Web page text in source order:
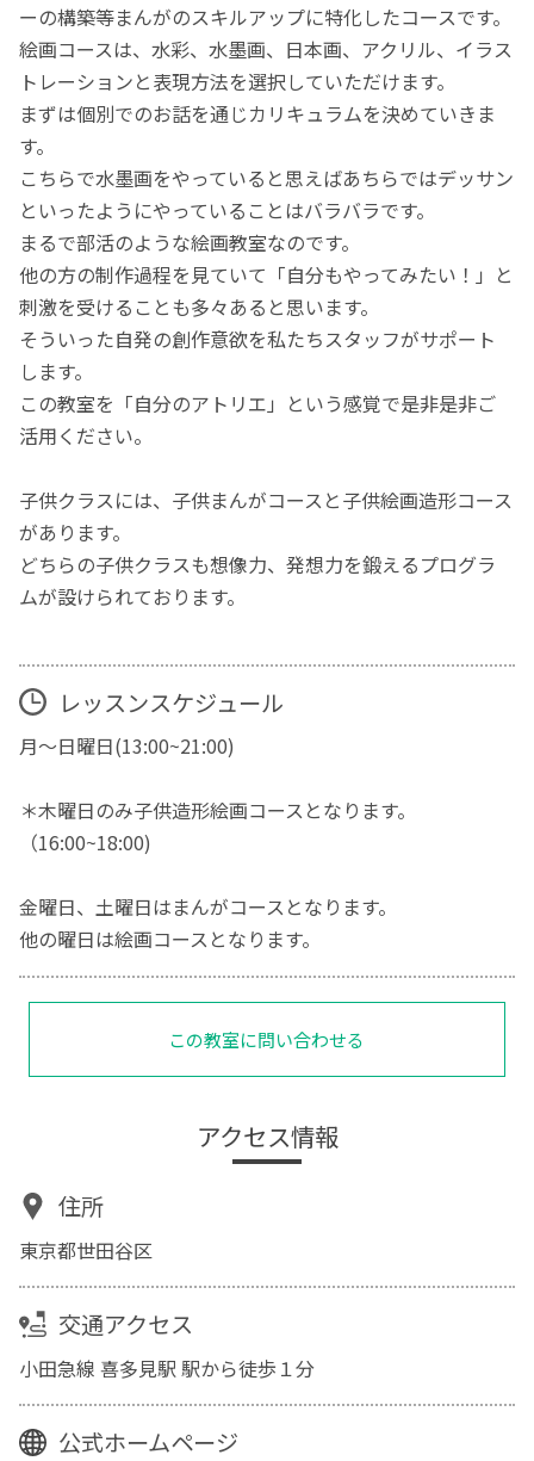
ーの構築等まんがのスキルアップに特化したコースです。
絵画コースは、水彩、水墨画、日本画、アクリル、イラス
トレーションと表現方法を選択していただけます。
まずは個別でのお話を通じカリキュラムを決めていきま
す。
こちらで水墨画をやっていると思えばあちらではデッサン
といったようにやっていることはバラバラです。
まるで部活のような絵画教室なのです。
他の方の制作過程を見ていて「自分もやってみたい！」と
刺激を受けることも多々あると思います。
そういった自発の創作意欲を私たちスタッフがサポート
します。
この教室を「自分のアトリエ」という感覚で是非是非ご
活用ください。
子供クラスには、子供まんがコースと子供絵画造形コース
があります。
どちらの子供クラスも想像力、発想力を鍛えるプログラ
ムが設けられております。
レッスンスケジュール
月〜日曜日(13:00~21:00)
＊木曜日のみ子供造形絵画コースとなります。
（16:00~18:00)
金曜日、土曜日はまんがコースとなります。
他の曜日は絵画コースとなります。
この教室に問い合わせる
アクセス情報
住所
東京都世田谷区
交通アクセス
小田急線 喜多見駅 駅から徒歩１分
公式ホームページ